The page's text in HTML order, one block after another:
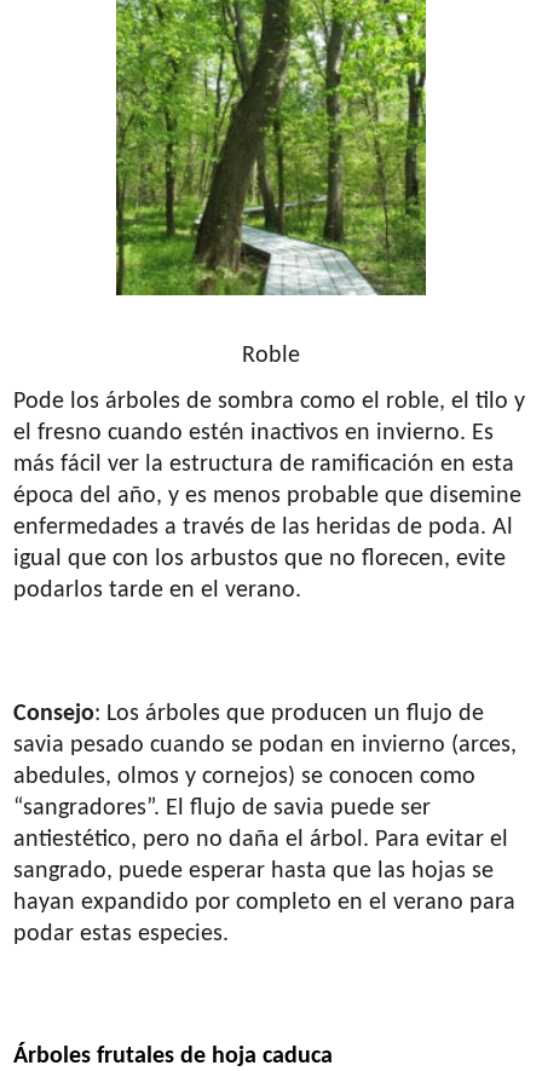
Roble
Pode los árboles de sombra como el roble, el tilo y
el fresno cuando estén inactivos en invierno. Es
más fácil ver la estructura de ramificación en esta
época del año, y es menos probable que disemine
enfermedades a través de las heridas de poda. Al
igual que con los arbustos que no florecen, evite
podarlos tarde en el verano.
Consejo: Los árboles que producen un flujo de
savia pesado cuando se podan en invierno (arces,
abedules, olmos y cornejos) se conocen como
“sangradores”. El flujo de savia puede ser
antiestético, pero no daña el árbol. Para evitar el
sangrado, puede esperar hasta que las hojas se
hayan expandido por completo en el verano para
podar estas especies.
Árboles frutales de hoja caduca